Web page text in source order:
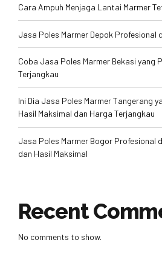
Cara Ampuh Menjaga Lantai Marmer
Jasa Poles Marmer Depok Profesional
Coba Jasa Poles Marmer Bekasi yang
Terjangkau
Ini Dia Jasa Poles Marmer Tangerang
Hasil Maksimal dan Harga Terjangkau
Jasa Poles Marmer Bogor Profesional
dan Hasil Maksimal
Recent
No comments to show.